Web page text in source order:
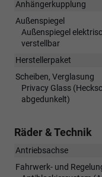
Anhängerkupplung
Außenspiegel
Außenspiegel
verstellbar
Herstellerpaket
Scheiben, Verglasung
Privacy Glass
abgedunkelt)
Räder & Technik
Antriebsachse
Fahrwerk- und